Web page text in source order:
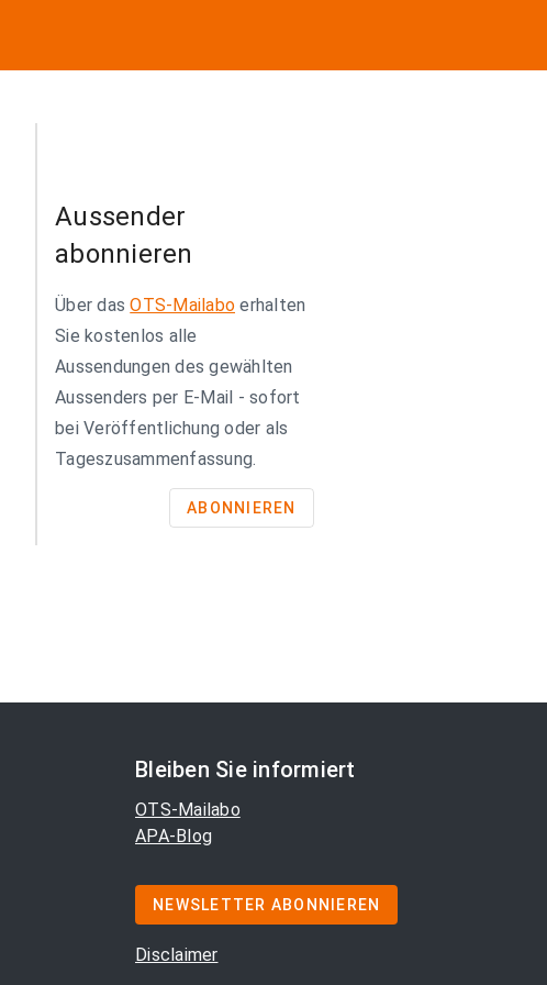
Aussender
abonnieren
Über dasOTS-Mailabo erhalten
Sie kostenlos alle
Aussendungen des gewählten
Aussenders per E-Mail - sofort
bei Veröffentlichung oder als
Tageszusammenfassung.
ABONNIEREN
Bleiben Sie informiert
OTS-Mailabo
APA-Blog
NEWSLETTER ABONNIEREN
Disclaimer